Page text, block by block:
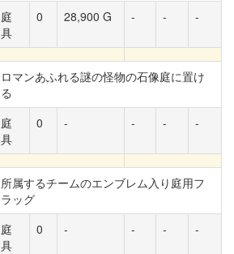
庭
具
0 28,900 G - - -
ロマンあふれる謎の怪物の石像庭に置け
る
庭
具
0 - - - -
所属するチームのエンブレム入り庭用フ
ラッグ
庭
具
0 - - - -